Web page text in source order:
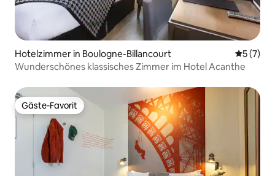
Hotelzimmer in Boulogne-Billancourt
5 (7)
Wunderschönes klassisches Zimmer im Hotel Acanthe
Gäste-Favorit
Gäste-Favorit